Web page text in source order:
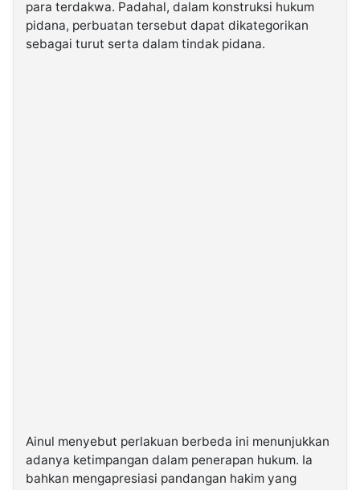
para terdakwa. Padahal, dalam konstruksi hukum
pidana, perbuatan tersebut dapat dikategorikan
sebagai turut serta dalam tindak pidana.
Ainul menyebut perlakuan berbeda ini menunjukkan
adanya ketimpangan dalam penerapan hukum. Ia
bahkan mengapresiasi pandangan hakim yang